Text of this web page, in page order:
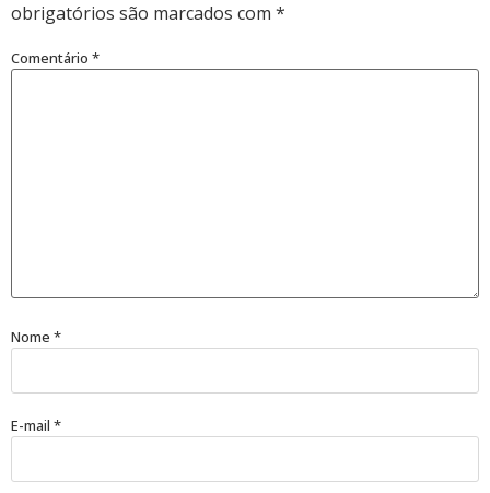
obrigatórios são marcados com *
Comentário *
Nome *
E-mail *